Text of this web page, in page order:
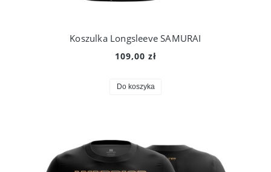
Koszulka Longsleeve SAMURAI
109,00 zł
Do koszyka